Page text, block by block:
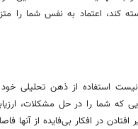
کند، اعتماد به نفس شما را
نیست استفاده از ذهن تحلیلی
که شما را در حل مشکلات،
در افکار بی‌فایده از آنها